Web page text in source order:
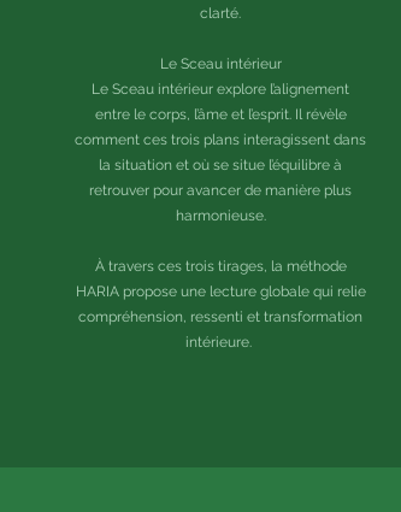
clarté.
Le Sceau intérieur
Le Sceau intérieur explore l’alignement
entre le corps, l’âme et l’esprit. Il révèle
comment ces trois plans interagissent dans
la situation et où se situe l’équilibre à
retrouver pour avancer de manière plus
harmonieuse.
À travers ces trois tirages, la méthode
HARIA propose une lecture globale qui relie
compréhension, ressenti et transformation
intérieure.